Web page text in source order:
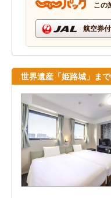
この
航空券
世界遺産「姫路城」ま